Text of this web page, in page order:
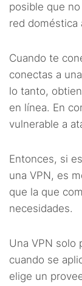
posible que
red doméstica
Cuando te
conectas a
lo tanto,
en línea. En
vulnerable a
Entonces, si
una VPN, es
que la que
necesidades.
Una VPN solo
cuando se
elige un